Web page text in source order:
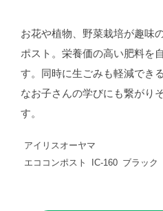
お花や植物、野菜栽培が趣味
ポスト。栄養価の高い肥料を
す。同時に生ごみも軽減でき
なお子さんの学びにも繋がり
す。
アイリスオーヤマ
エココンポスト IC-160 ブラック